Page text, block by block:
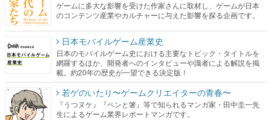
ゲームに多大な影響を受けた作家さんに取材し、ゲームが日本
のコンテンツ産業やカルチャーに与えた影響を探る企画です。
日本モバイルゲーム産業史
日本のモバイルゲーム史における主要なトピック・タイトルを
網羅するほか、開発者へのインタビューや識者による解説を掲
載。約20年の歴史が一望できる決定版！
若ゲのいたり〜ゲームクリエイターの青春〜
『うつヌケ』『ペンと箸』等で知られるマンガ家・田中圭一先
生によるゲーム業界レポートマンガです。